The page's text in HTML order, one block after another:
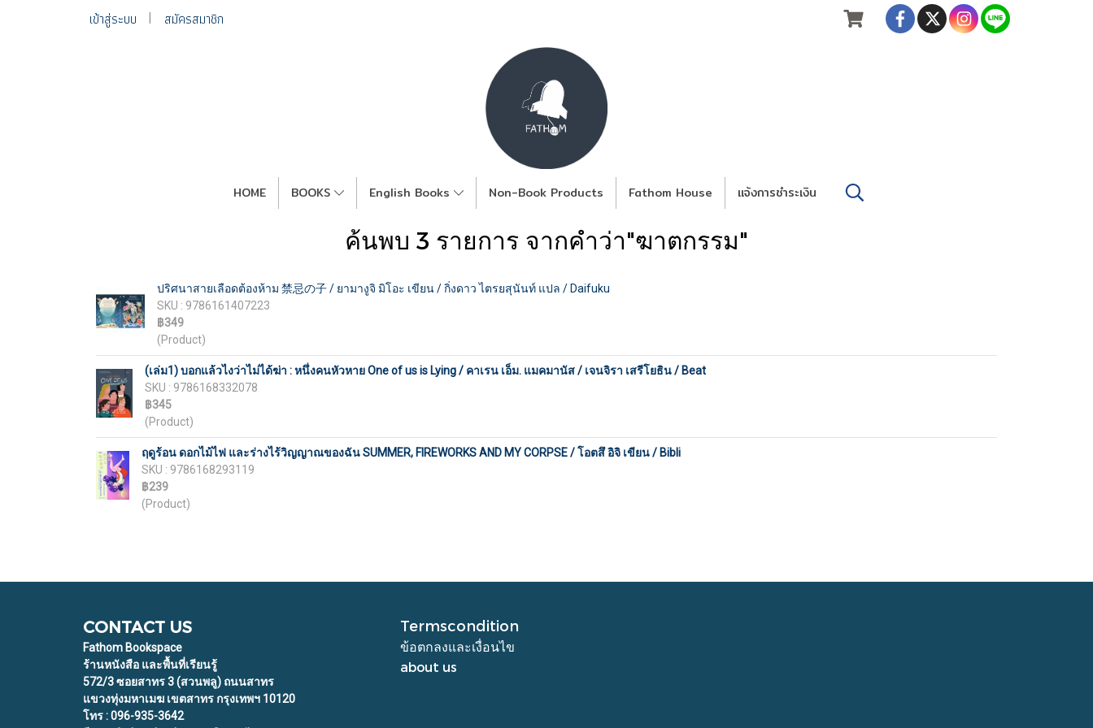
เข้าสู่ระบบ สมัครสมาชิก
HOME BOOKS English Books Non-Book Products Fathom House แจ้งการชำระเงิน
ค้นพบ 3 รายการ จากคำว่า"ฆาตกรรม"
ปริศนาสายเลือดต้องห้าม 禁忌の子 / ยามางูจิ มิโอะ เขียน / กิ่งดาว ไตรยสุนันท์ แปล / Daifuku
SKU : 9786161407223
฿349
(Product)
(เล่ม1) บอกแล้วไงว่าไม่ได้ฆ่า : หนึ่งคนหัวหาย One of us is Lying / คาเรน เอ็ม. แมคมานัส / เจนจิรา เสรีโยธิน / Beat
SKU : 9786168332078
฿345
(Product)
ฤดูร้อน ดอกไม้ไฟ และร่างไร้วิญญาณของฉัน SUMMER, FIREWORKS AND MY CORPSE / โอตสึ อิจิ เขียน / Bibli
SKU : 9786168293119
฿239
(Product)
CONTACT US
Fathom Bookspace
ร้านหนังสือ และพื้นที่เรียนรู้
572/3 ซอยสาทร 3 (สวนพลู) ถนนสาทร
แขวงทุ่งมหาเมฆ เขตสาทร กรุงเทพฯ 10120
โทร : 096-935-3642
Termscondition
ข้อตกลงและเงื่อนไข
about us